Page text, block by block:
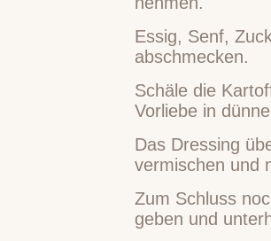
Essig, Senf,
abschmecken.
Schäle die
Vorliebe in
Das Dressing
vermischen und
Zum Schluss
geben und